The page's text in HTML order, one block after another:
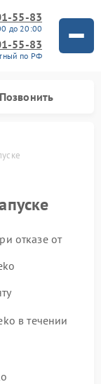
55-83
до 20:00
55-83
по РФ
Позвонить
отказе от
в течении